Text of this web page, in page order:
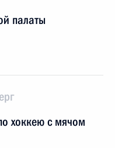
палаты
хоккею с мячом